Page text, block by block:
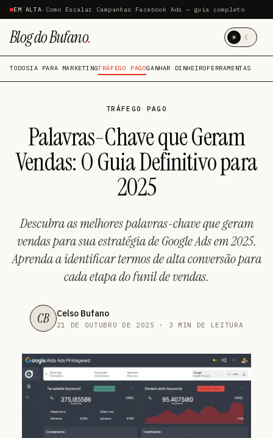
EM ALTA· Como Escalar Campanhas Facebook Ads — guia completo
Blog do Bufano. ☀ ☾
TODOSIA PARA MARKETINGTRÁFEGO PAGOGANHAR DINHEIROFERRAMENTAS
TRÁFEGO PAGO
Palavras-Chave que Geram
Vendas: O Guia Definitivo para
2025
Descubra as melhores palavras-chave que geram
vendas para sua estratégia de Google Ads em 2025.
Aprenda a identificar termos de alta conversão para
cada etapa do funil de vendas.
CB Celso Bufano
21 DE OUTUBRO DE 2025 · 3 MIN DE LEITURA